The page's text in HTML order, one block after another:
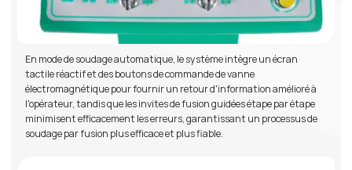
En mode de soudage automatique, le système intègre un écran
tactile réactif et des boutons de commande de vanne
électromagnétique pour fournir un retour d'information amélioré à
l'opérateur, tandis que les invites de fusion guidées étape par étape
minimisent efficacement les erreurs, garantissant un processus de
soudage par fusion plus efficace et plus fiable.